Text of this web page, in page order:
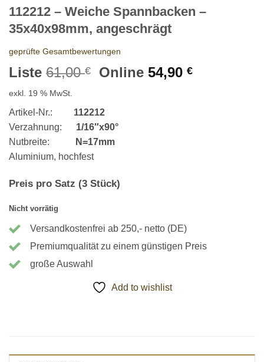
112212 – Weiche Spannbacken –
35x40x98mm, angeschrägt
geprüfte Gesamtbewertungen
Liste 61,00€
Ursprünglicher
61,00 €
Online 54,90€Aktueller
exkl. 19 % MwSt.
Artikel-Nr.: 112212
Verzahnung: 1/16″x90°
Nutbreite:
N=17mm
Aluminium, hochfest
Preis pro Satz (3 Stück)
Nicht vorrätig
Versandkostenfrei ab 250,- netto (DE)
Premiumqualität zu einem günstigen Preis
große Auswahl
Add to wishlist